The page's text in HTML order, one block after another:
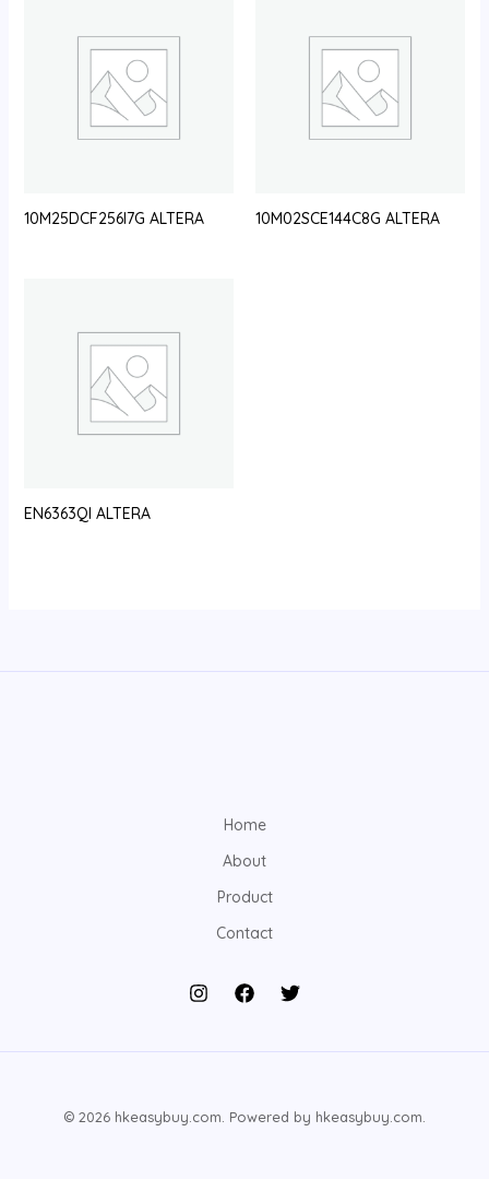
10M25DCF256I7G ALTERA 10M02SCE144C8G ALTERA
EN6363QI ALTERA
Home
About
Product
Contact
© 2026 hkeasybuy.com. Powered by hkeasybuy.com.